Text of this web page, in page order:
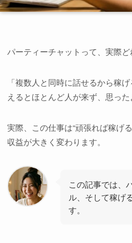
パーティーチャットって、実際
「複数人と同時に話せるから稼
えるとほとんど人が来ず、思っ
実際、この仕事は“頑張れば稼げ
収益が大きく変わります。
この記事では、
ル、そして稼げ
す。